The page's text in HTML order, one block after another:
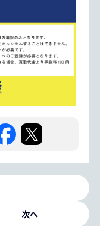
次へ